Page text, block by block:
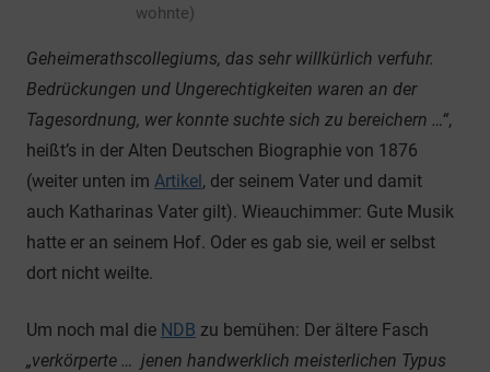
wohnte)
Geheimerathscollegiums, das sehr willkürlich verfuhr.
Bedrückungen und Ungerechtigkeiten waren an der
Tagesordnung, wer konnte suchte sich zu bereichern …“,
heißt’s in der Alten Deutschen Biographie von 1876
(weiter unten im Artikel, der seinem Vater und damit
auch Katharinas Vater gilt). Wieauchimmer: Gute Musik
hatte er an seinem Hof. Oder es gab sie, weil er selbst
dort nicht weilte.
Um noch mal die NDB zu bemühen: Der ältere Fasch
„verkörperte … jenen handwerklich meisterlichen Typus